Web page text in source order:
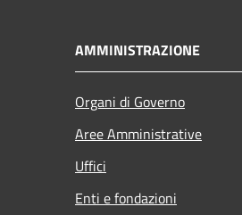
AMMINISTRAZIONE
Organi di Governo
Aree Amministrative
Uffici
Enti e fondazioni